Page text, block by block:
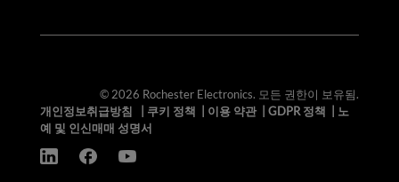
© 2026 Rochester Electronics. 모든 권한이 보유됨.
개인정보취급방침
쿠키 정책 이용 약관| GDPR 정책
노
예 및 인신매매 성명서